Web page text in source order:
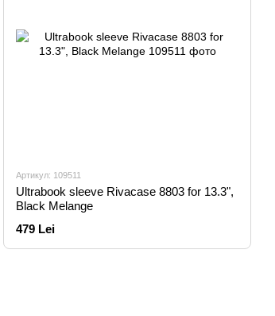
Артикул: 109511
Ultrabook sleeve Rivacase 8803 for 13.3",
Black Melange
479 Lei